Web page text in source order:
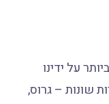
על ידינו
שונות – גרוס,